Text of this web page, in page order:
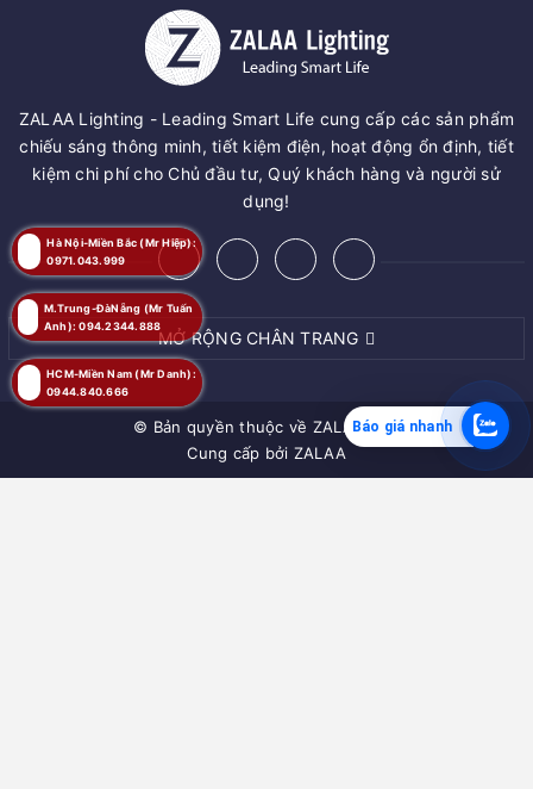
ZALAA Lighting - Leading Smart Life cung cấp các sản phẩm
chiếu sáng thông minh, tiết kiệm điện, hoạt động ổn định, tiết
kiệm chi phí cho Chủ đầu tư, Quý khách hàng và người sử
dụng!
MỞ RỘNG CHÂN TRANG
© Bản quyền thuộc về ZALAA JSC
Cung cấp bởi ZALAA
HCM-Miền Nam (Mr Danh):
0944.840.666
Hà Nội-Miền Bắc (Mr Hiệp):
0971.043.999
M.Trung-ĐàNẵng (Mr Tuấn
Anh): 094.2344.888
Báo giá nhanh